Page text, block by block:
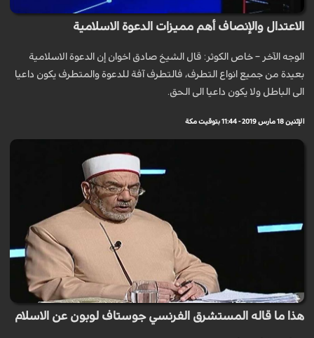
الاعتدال والإنصاف أهم مميزات الدعوة الاسلامية
الوجه الآخر – خاص الكوثر: قال الشيخ صادق اخوان إن الدعوة الاسلامية
بعيدة من جميع انواع التطرف، فالتطرف آفة للدعوة والمتطرف يكون داعيا
الى الباطل ولا يكون داعيا الى الحق.
الإثنين 18 مارس 2019 - 11:44 بتوقيت مكة
هذا ما قاله المستشرق الفرنسي جوستاف لوبون عن الاسلام